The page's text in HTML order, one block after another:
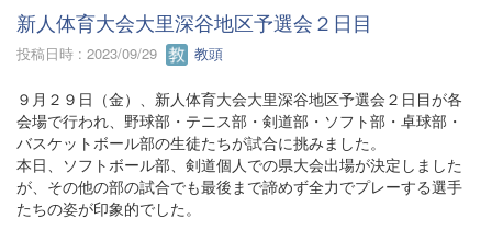
新人体育大会大里深谷地区予選会２日目
投稿日時 : 2023/09/29 教頭
９月２９日（金）、新人体育大会大里深谷地区予選会２日目が各
会場で行われ、野球部・テニス部・剣道部・ソフト部・卓球部・
バスケットボール部の生徒たちが試合に挑みました。
本日、ソフトボール部、剣道個人での県大会出場が決定しました
が、その他の部の試合でも最後まで諦めず全力でプレーする選手
たちの姿が印象的でした。